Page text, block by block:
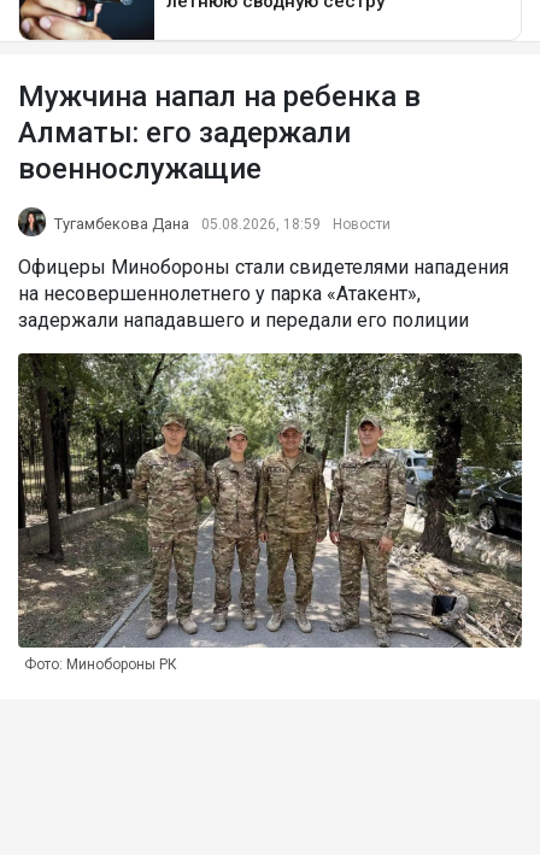
Мужчина напал на ребенка в
Алматы: его задержали
военнослужащие
Тугамбекова Дана 05.08.2026, 18:59 Новости
Офицеры Минобороны стали свидетелями нападения
на несовершеннолетнего у парка «Атакент»,
задержали нападавшего и передали его полиции
Фото: Минобороны РК